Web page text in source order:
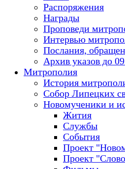
Распоряжения
Награды
Проповеди
Интервью
Послания,
Архив указов до
Митрополия
История
Собор Липецких
Новомученики и
Жития
Службы
События
Проект
Проект